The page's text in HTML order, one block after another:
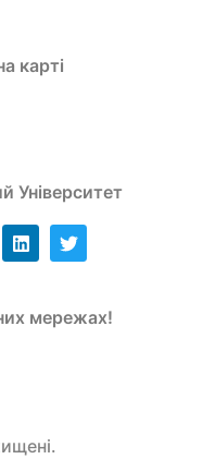
карті
Університет
мережах!